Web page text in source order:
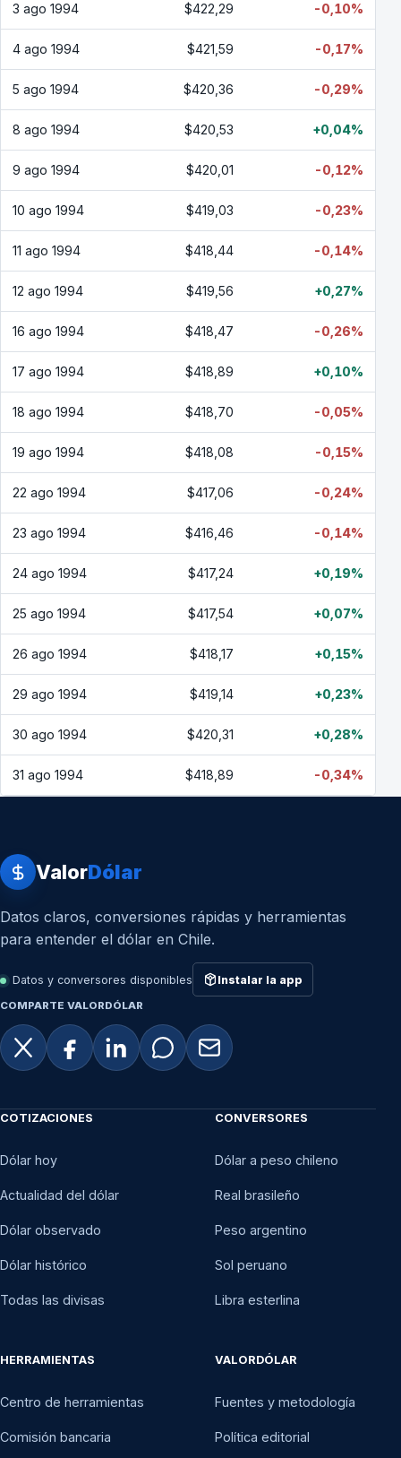
3 ago 1994 $422,29 -0,10%
4 ago 1994 $421,59 -0,17%
5 ago 1994 $420,36 -0,29%
8 ago 1994 $420,53 +0,04%
9 ago 1994 $420,01 -0,12%
10 ago 1994 $419,03 -0,23%
11 ago 1994 $418,44 -0,14%
12 ago 1994 $419,56 +0,27%
16 ago 1994 $418,47 -0,26%
17 ago 1994 $418,89 +0,10%
18 ago 1994 $418,70 -0,05%
19 ago 1994 $418,08 -0,15%
22 ago 1994 $417,06 -0,24%
23 ago 1994 $416,46 -0,14%
24 ago 1994 $417,24 +0,19%
25 ago 1994 $417,54 +0,07%
26 ago 1994 $418,17 +0,15%
29 ago 1994 $419,14 +0,23%
30 ago 1994 $420,31 +0,28%
31 ago 1994 $418,89 -0,34%
ValorDólar
Datos claros, conversiones rápidas y herramientas
para entender el dólar en Chile.
Datos y conversores disponibles Instalar la app
COMPARTE VALORDÓLAR
COTIZACIONES
Dólar hoy
Actualidad del dólar
Dólar observado
Dólar histórico
Todas las divisas
CONVERSORES
Dólar a peso chileno
Real brasileño
Peso argentino
Sol peruano
Libra esterlina
HERRAMIENTAS
Centro de herramientas
Comisión bancaria
VALORDÓLAR
Fuentes y metodología
Política editorial